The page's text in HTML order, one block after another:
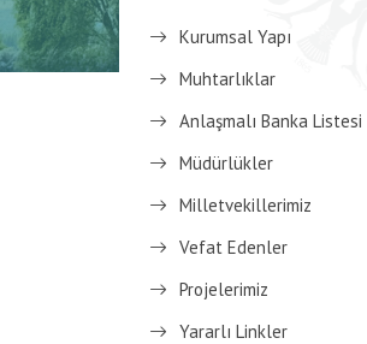
Kurumsal Yapı
Muhtarlıklar
Anlaşmalı Banka Listesi
Müdürlükler
Milletvekillerimiz
Vefat Edenler
Projelerimiz
Yararlı Linkler